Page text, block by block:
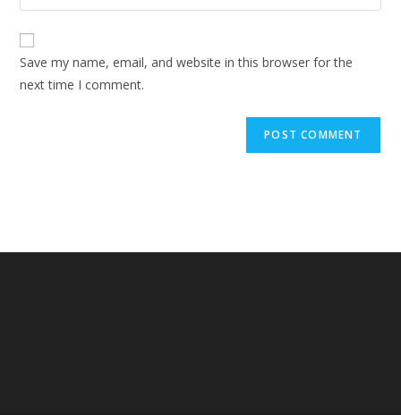
comment
comment
your
website
URL
(optional)
Save my name, email, and website in this browser for the
next time I comment.